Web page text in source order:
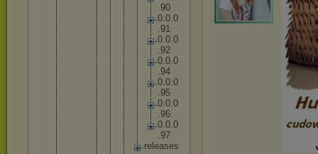
.90
0.0.0
.91
0.0.0
.92
0.0.0
.94
0.0.0
.95
0.0.0
.96
0.0.0
.97
re eases